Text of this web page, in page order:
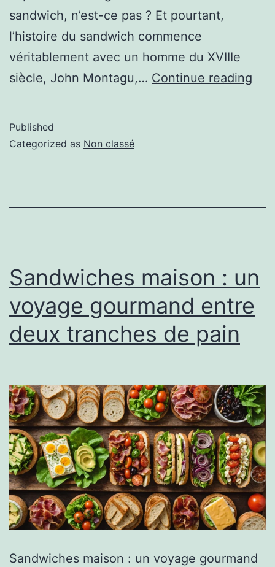
sandwich, n’est-ce pas ? Et pourtant,
l’histoire du sandwich commence
véritablement avec un homme du XVIIIe
siècle, John Montagu,… Continue reading
Published
Categorized as Non classé
Sandwiches maison : un
voyage gourmand entre
deux tranches de pain
Sandwiches maison : un voyage gourmand